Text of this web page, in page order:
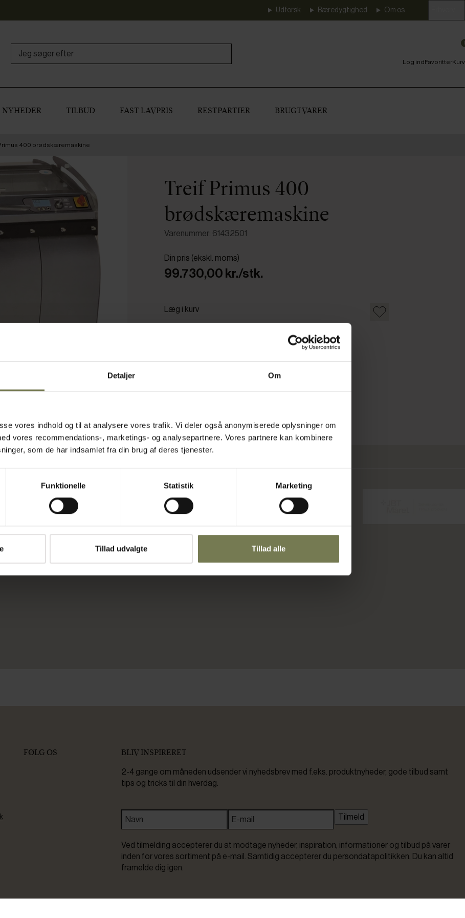
Detaljer Om
vores indhold og til at analysere vores trafik. Vi deler også anonymiserede oplysninger om
vores recommendations-, marketings- og analysepartnere. Vores partnere kan kombinere
som de har indsamlet fra din brug af deres tjenester.
Funktionelle Statistik Marketing
Tillad udvalgte Tillad alle
Udforsk Bæredygtighed Om os
Log indFavoritterKurv
NYHEDER TILBUD FAST LAVPRIS RESTPARTIER BRUGTVARER
400 brødskæremaskine
Treif Primus 400
brødskæremaskine
Varenummer: 61432501
Din pris (ekskl. moms)
99.730,00 kr./stk.
Læg i kurv
130 eller
Mål:
FØLG OS BLIV INSPIRERET
2-4 gange om måneden udsender vi nyhedsbrev med f.eks. produktnyheder, gode tilbud samt
tips og tricks til din hverdag.
Tilmeld
Ved tilmelding accepterer du at modtage nyheder, inspiration, informationer og tilbud på varer
inden for vores sortiment på e-mail. Samtidig accepterer du persondatapolitikken. Du kan altid
framelde dig igen.